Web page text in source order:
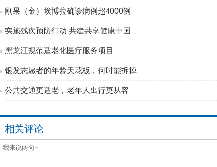
刚果（金）埃博拉确诊病例超4000例
实施残疾预防行动 共建共享健康中国
黑龙江规范适老化医疗服务项目
银发志愿者的年龄天花板，何时能拆掉
公共交通更适老，老年人出行更从容
相关评论